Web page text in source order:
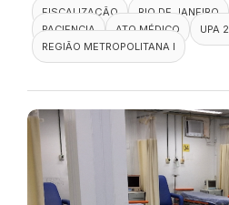
FISCALIZAÇÃO RIO DE JANEIRO
PACIENCIA
ATO MÉDICO
UPA
REGIÃO METROPOLITANA I